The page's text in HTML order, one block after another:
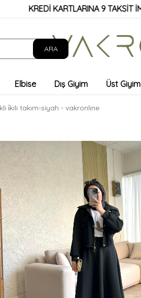
KARTLARINA 9 TAKSİT İMKANI!
Elbise Dış Giyim Üst Giyim
i̇kili takım-siyah - vakronline